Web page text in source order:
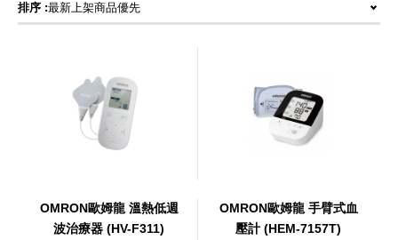
排序 :最新上架商品優先
OMRON歐姆龍 溫熱低週
波治療器 (HV-F311)
OMRON歐姆龍 手臂式血
壓計 (HEM-7157T)